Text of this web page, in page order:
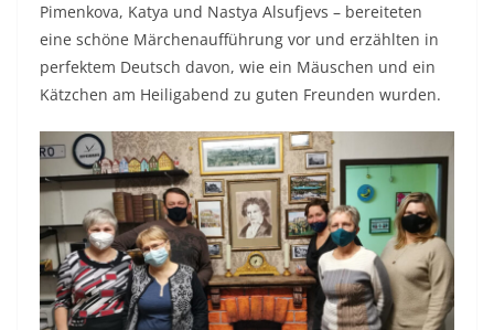
Pimenkova, Katya und Nastya Alsufjevs – bereiteten
eine schöne Märchenaufführung vor und erzählten in
perfektem Deutsch davon, wie ein Mäuschen und ein
Kätzchen am Heiligabend zu guten Freunden wurden.